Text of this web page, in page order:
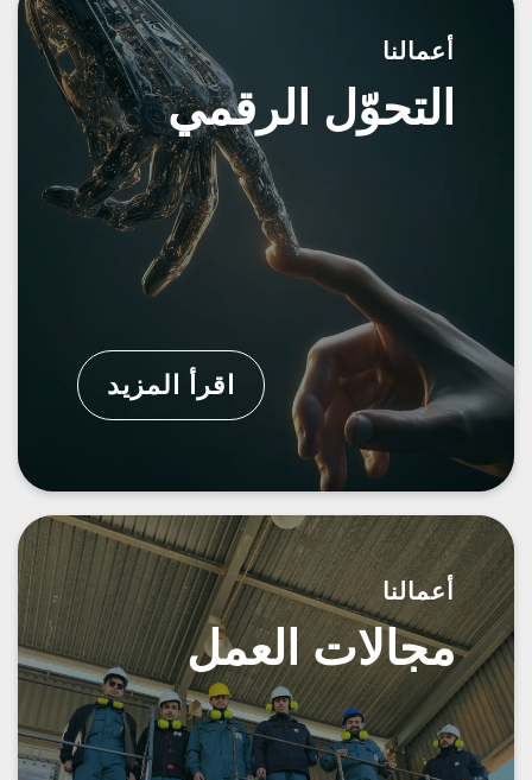
أعمالنا
التحوّل الرقمي
اقرأ المزيد
أعمالنا
مجالات العمل